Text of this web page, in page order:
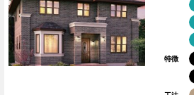
特徴